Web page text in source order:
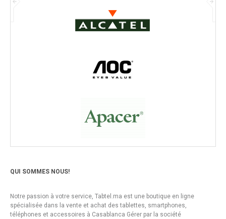
QUI SOMMES NOUS!
Notre passion à votre service, Tabtel.ma est une boutique en ligne
spécialisée dans la vente et achat des tablettes, smartphones,
téléphones et accessoires à Casablanca Gérer par la société